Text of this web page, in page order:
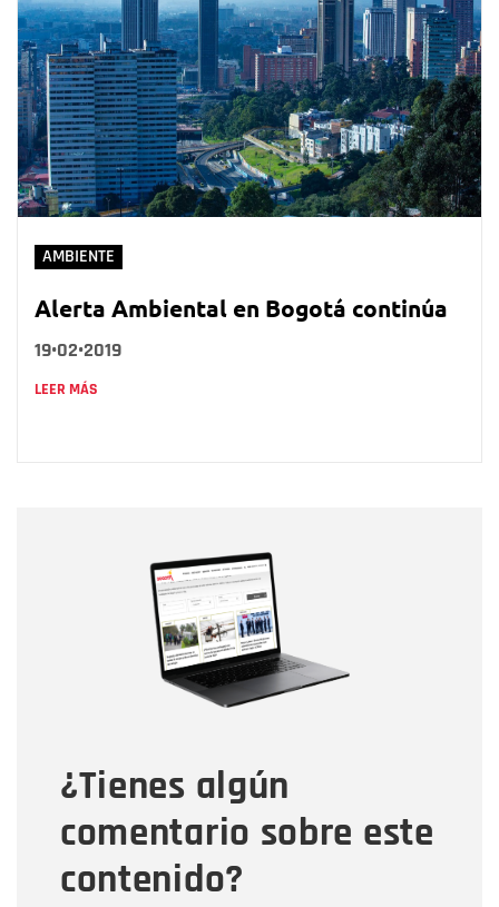
AMBIENTE
Alerta Ambiental en Bogotá continúa
19•02•2019
LEER MÁS
¿Tienes algún
comentario sobre este
contenido?
Correo electrónico
Tipo de comentario
Mensaje